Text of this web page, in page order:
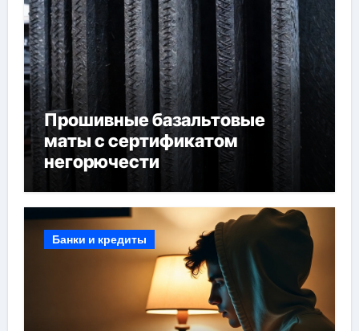
Прошивные базальтовые
маты с сертификатом
негорючести
Банки и кредиты